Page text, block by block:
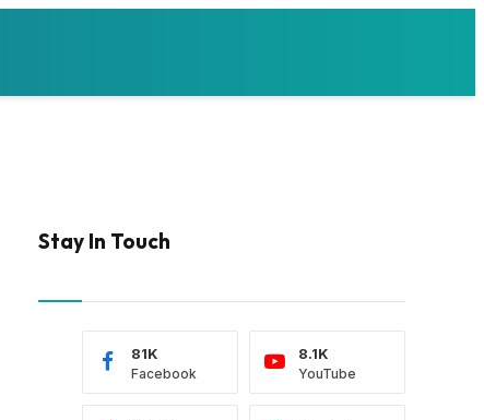
Stay In Touch
Facebook
81K
YouTube
8.1K